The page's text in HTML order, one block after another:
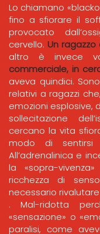
Lo chiamano
fino a sfiorare il
provocato
cervello. Un
altro è invece
commerciale, in
aveva quindici.
relativi a ragazzi
emozioni esplosive,
sollecitazione
cercano la vita
modo di
All’adrenalinica e
la «sopra-
ricchezza di
necessario
. Mal-ridotta
«sensazione» o
paralisi, come